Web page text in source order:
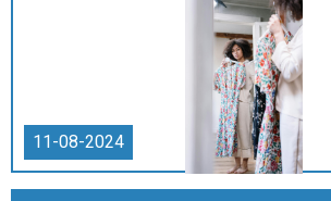
11-08-2024